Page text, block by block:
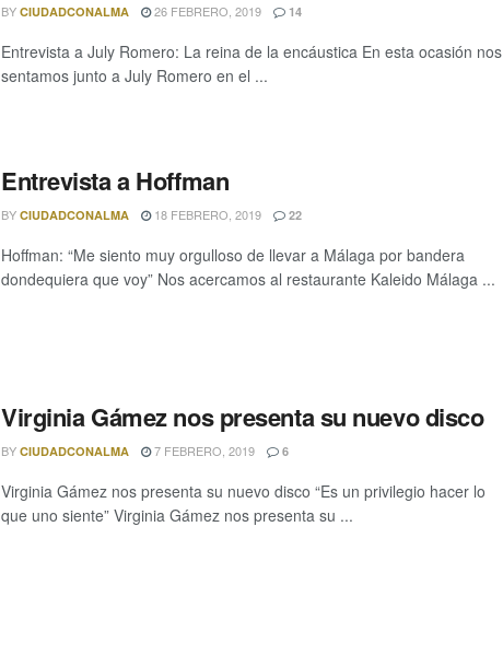
BY CIUDADCONALMA 26 FEBRERO, 2019 14
Entrevista a July Romero: La reina de la encáustica En esta ocasión nos
sentamos junto a July Romero en el ...
Entrevista a Hoffman
BY CIUDADCONALMA 18 FEBRERO, 2019 22
Hoffman: “Me siento muy orgulloso de llevar a Málaga por bandera
dondequiera que voy” Nos acercamos al restaurante Kaleido Málaga ...
Virginia Gámez nos presenta su nuevo disco
BY CIUDADCONALMA 7 FEBRERO, 2019 6
Virginia Gámez nos presenta su nuevo disco “Es un privilegio hacer lo
que uno siente” Virginia Gámez nos presenta su ...